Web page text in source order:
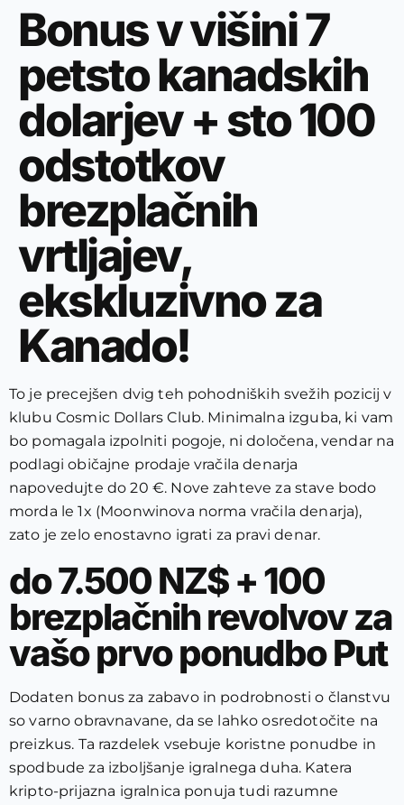
Bonus v višini 7
petsto kanadskih
dolarjev + sto 100
odstotkov
brezplačnih
vrtljajev,
ekskluzivno za
Kanado!
To je precejšen dvig teh pohodniških svežih pozicij v
klubu Cosmic Dollars Club. Minimalna izguba, ki vam
bo pomagala izpolniti pogoje, ni določena, vendar na
podlagi običajne prodaje vračila denarja
napovedujte do 20 €. Nove zahteve za stave bodo
morda le 1x (Moonwinova norma vračila denarja),
zato je zelo enostavno igrati za pravi denar.
do 7.500 NZ$ + 100
brezplačnih revolvov za
vašo prvo ponudbo Put
Dodaten bonus za zabavo in podrobnosti o članstvu
so varno obravnavane, da se lahko osredotočite na
preizkus. Ta razdelek vsebuje koristne ponudbe in
spodbude za izboljšanje igralnega duha. Katera
kripto-prijazna igralnica ponuja tudi razumne